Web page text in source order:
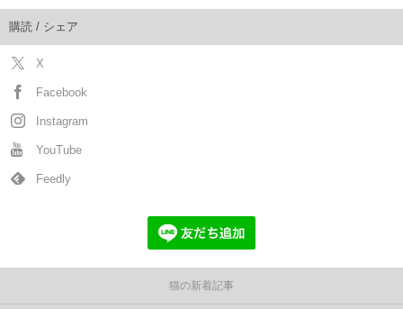
購読 / シェア
X
Facebook
Instagram
YouTube
Feedly
猫の新着記事